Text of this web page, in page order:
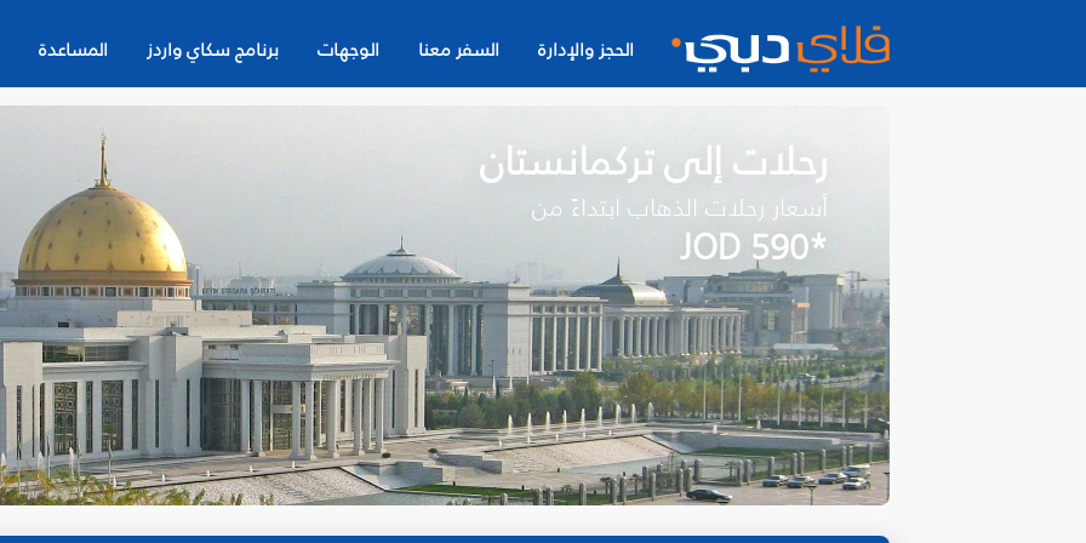
الحجز والإدارة السفر معنا الوجهات برنامج سكاي واردز المساعدة
رحلات إلى تركمانستان
أسعار رحلات الذهاب ابتداءً من
*JOD 590